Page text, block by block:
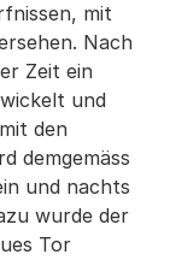
mit
Nach
Zeit ein
und
den
demgemäss
und nachts
wurde der
Tor